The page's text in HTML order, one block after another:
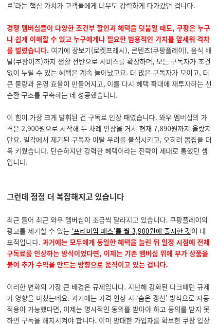
료’라는 핵심 가치가 고객들에게 너무도 강력하게 다가갔던 겁니다.
경쟁 멤버십들이 다양한 조건부 할인과 혜택을 덧붙일 때도, 쿠팡은 누구
나 쉽게 이해할 수 있고 누구에게나 필요한 범용적인 가치를 앞세워 격차
를 벌렸습니다. 여기에 장보기(로켓프레시), 콘텐츠(쿠팡플레이), 음식 배
달(쿠팡이츠)까지 생활 전반으로 서비스를 확장하며, 모든 구독자가 조건
없이 누릴 수 있는 혜택은 계속 늘어났고요. 더 많은 구독자가 모이고, 더
큰 물량과 운영 효율이 만들어지고, 이를 다시 혜택 확대에 재투자하는 선
순환 구조를 구축하는 데 성공했습니다.
이 힘이 가장 크게 발휘된 건 구독료 인상 때였습니다. 와우 멤버십의 가
격은 2,900원으로 시작해 두 차례 인상을 거쳐 현재 7,890원까지 올랐지
만요. 일각에서 제기된 구독자 이탈 우려를 불식시키고, 오히려 몸집을 더
욱 키웠습니다. 단순하지만 강력한 혜택이라는 전략이 제대로 통했던 셈
입니다.
그런데 점점 더 복잡해지고 있습니다
최근 들어 최근 와우 멤버십이 조금씩 달라지고 있습니다. 쿠팡플레이의
광고를 제거할 수 있는 ‘프리미엄 패스’를 월 3,900원에 출시한 것이 대
표적입니다. 과거에는 모두에게 동일한 혜택을 늘린 뒤 일정 시점에 전체
구독료를 인상하는 방식이었다면, 이제는 기존 멤버십 위에 부가 상품을
붙여 추가 수익을 만드는 방향으로 움직이고 있는 겁니다.
이러한 변화의 가장 큰 배경은 규제입니다. 지난해 강화된 다크패턴 규제
가 영향을 미쳤는데요. 과거에는 가격 인상 시 ‘숨은 갱신’ 방식으로 자동
적용이 가능했다면, 이제는 명시적인 동의를 받아야 하고 동의를 받지 못
하면 구독을 해지시켜야 합니다. 이미 방대한 가입자를 확보한 쿠팡 입장